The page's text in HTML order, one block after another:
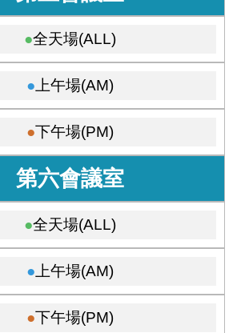
全天場(ALL)
上午場(AM)
下午場(PM)
第六會議室
全天場(ALL)
上午場(AM)
下午場(PM)